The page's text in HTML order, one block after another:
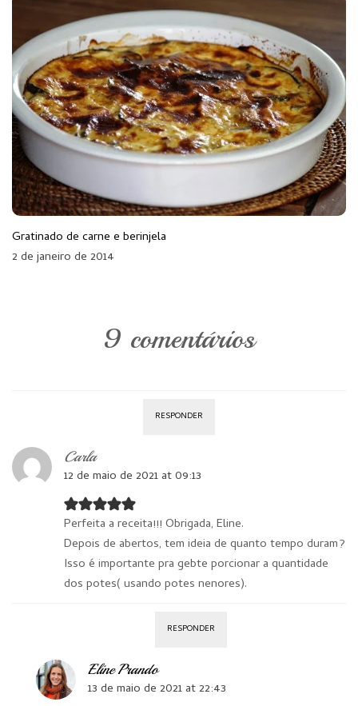
Gratinado de carne e berinjela
2 de janeiro de 2014
9 comentários
RESPONDER
Carla
12 de maio de 2021 at 09:13
Perfeita a receita!!! Obrigada, Eline.
Depois de abertos, tem ideia de quanto tempo duram?
Isso é importante pra gebte porcionar a quantidade
dos potes( usando potes nenores).
RESPONDER
Eline Prando
13 de maio de 2021 at 22:43